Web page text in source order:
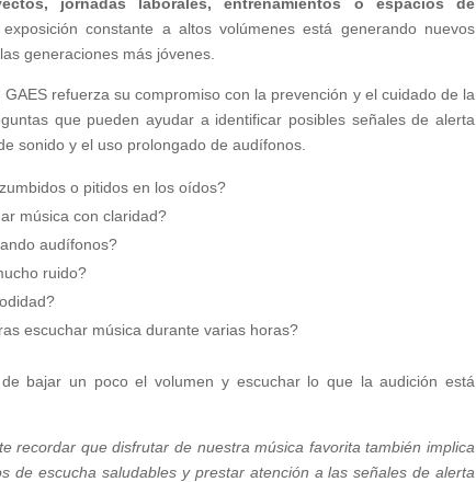
constante a altos volúmenes está generando nuevos
generaciones más jóvenes.
, GAES refuerza su compromiso con la prevención y el cuidado de la
que pueden ayudar a identificar posibles señales de alerta
sonido y el uso prolongado de audífonos.
o pitidos en los oídos?
música con claridad?
audífonos?
ruido?
escuchar música durante varias horas?
de bajar un poco el volumen y escuchar lo que la audición está
recordar que disfrutar de nuestra música favorita también implica
de escucha saludables y prestar atención a las señales de alerta